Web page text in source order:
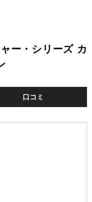
ー・シリーズ カ
口コミ